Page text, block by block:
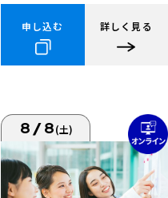
申し込む 詳しく見る
8/8(土)